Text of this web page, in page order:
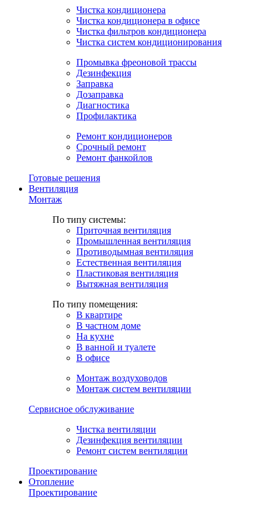
Чистка кондиционера
Чистка кондиционера в офисе
Чистка фильтров кондиционера
Чистка систем кондиционирования
Промывка фреоновой трассы
Дезинфекция
Заправка
Дозаправка
Диагностика
Профилактика
Ремонт кондиционеров
Срочный ремонт
Ремонт фанкойлов
Готовые решения
Вентиляция
Монтаж
По типу системы:
Приточная вентиляция
Промышленная вентиляция
Противодымная вентиляция
Естественная вентиляция
Пластиковая вентиляция
Вытяжная вентиляция
По типу помещения:
В квартире
В частном доме
На кухне
В ванной и туалете
В офисе
Монтаж воздуховодов
Монтаж систем вентиляции
Сервисное обслуживание
Чистка вентиляции
Дезинфекция вентиляции
Ремонт систем вентиляции
Проектирование
Отопление
Проектирование